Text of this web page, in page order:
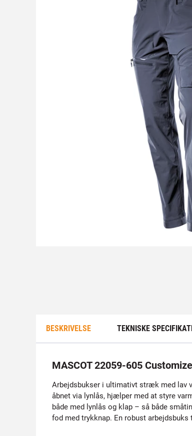
BESKRIVELSE TEKNISKE
MASCOT 22059-605
Arbejdsbukser i ultimativt stræk med lav
åbnet via lynlås, hjælper med at styre
både med lynlås og klap – så både
fod med trykknap. En robust